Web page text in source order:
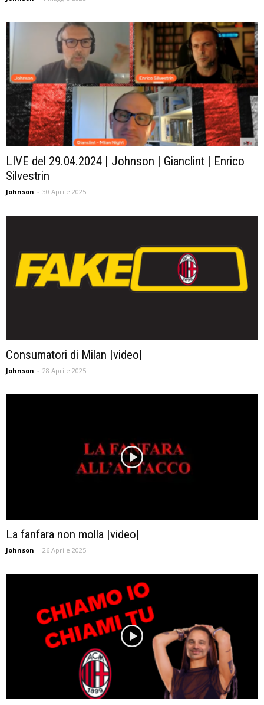
LIVE del 29.04.2024 | Johnson | Gianclint | Enrico
Silvestrin
Johnson - 30 Aprile 2025
Consumatori di Milan |video|
Johnson - 28 Aprile 2025
La fanfara non molla |video|
Johnson - 26 Aprile 2025